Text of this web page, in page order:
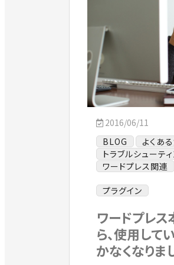
2016/06/11
BLOG
よくあ
トラブルシューテ
ワードプレス関連
プラグイン
ワードプレ
ら、使用して
かなくなりま